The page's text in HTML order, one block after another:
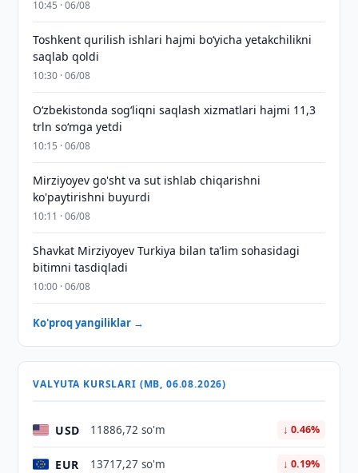
10:45 · 06/08
Toshkent qurilish ishlari hajmi bo‘yicha yetakchilikni
saqlab qoldi
10:30 · 06/08
O‘zbekistonda sog‘liqni saqlash xizmatlari hajmi 11,3
trln so‘mga yetdi
10:15 · 06/08
Mirziyoyev go'sht va sut ishlab chiqarishni
ko'paytirishni buyurdi
10:11 · 06/08
Shavkat Mirziyoyev Turkiya bilan taʼlim sohasidagi
bitimni tasdiqladi
10:00 · 06/08
Ko'proq yangiliklar →
VALYUTA KURSLARI (MB, 06.08.2026)
USD 11886,72 so'm ↓ 0.46%
EUR 13717,27 so'm ↓ 0.19%